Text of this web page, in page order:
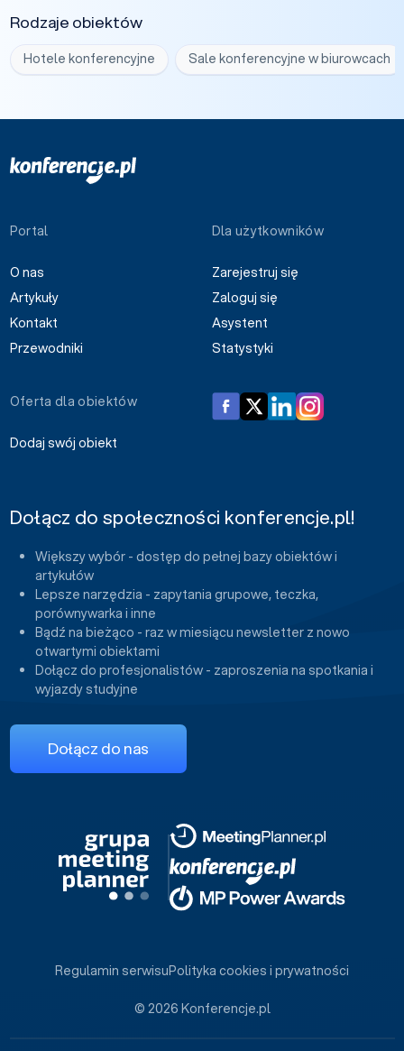
Rodzaje obiektów
Hotele konferencyjne Sale konferencyjne w biurowcach
Portal
O nas
Artykuły
Kontakt
Przewodniki
Dla użytkowników
Zarejestruj się
Zaloguj się
Asystent
Statystyki
Oferta dla obiektów
Dodaj swój obiekt
Dołącz do społeczności konferencje.pl!
Większy wybór - dostęp do pełnej bazy obiektów i
artykułów
Lepsze narzędzia - zapytania grupowe, teczka,
porównywarka i inne
Bądź na bieżąco - raz w miesiącu newsletter z nowo
otwartymi obiektami
Dołącz do profesjonalistów - zaproszenia na spotkania i
wyjazdy studyjne
Dołącz do nas
© 2026 Konferencje.pl
Regulamin serwisuPolityka cookies i prywatności